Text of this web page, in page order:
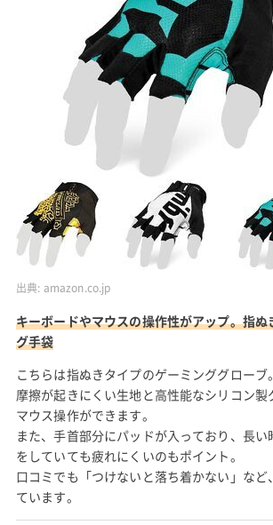
出典: amazon.co.jp
キーボードやマウスの操作性がアップ。指
グ手袋
こちらは指ぬきタイプのゲーミンググローブ。
摩擦が起きにくい生地と高性能なシリコン製
マウス操作ができます。
また、手首部分にパッドが入っており、長
をしていても疲れにくいのもポイント。
口コミでも「つけないと落ち着かない」な
ています。